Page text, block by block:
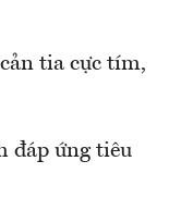
tia cực tím,
đáp ứng tiêu